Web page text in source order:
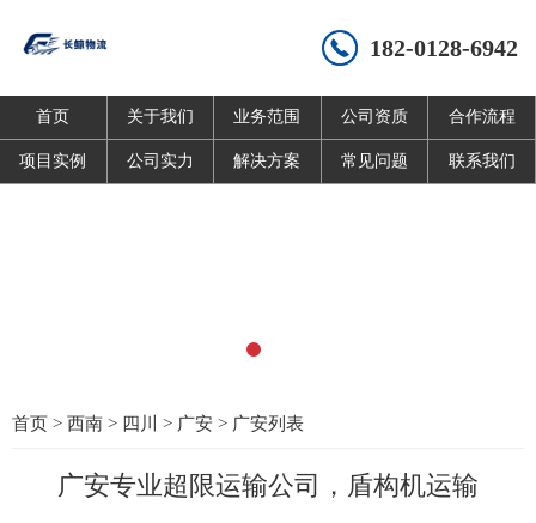
182-0128-6942
首页 关于我们 业务范围 公司资质 合作流程
项目实例 公司实力 解决方案 常见问题 联系我们
首页 > 西南 > 四川 > 广安 > 广安列表
广安专业超限运输公司，盾构机运输